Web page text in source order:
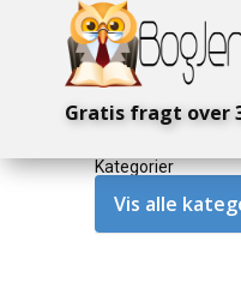
Gratis fragt over
Kategorier
Vis alle